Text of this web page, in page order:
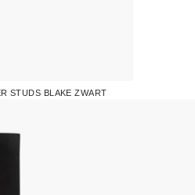
STUDS BLAKE ZWART